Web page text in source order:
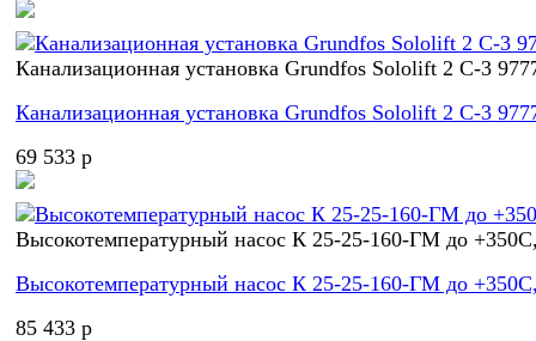
Канализационная установка Grundfos Sololift 2 C-3
Канализационная установка Grundfos Sololift 2 C-3
69 533 p
Высокотемпературный насос К 25-25-160-ГМ до
Высокотемпературный насос К 25-25-160-ГМ до
85 433 p